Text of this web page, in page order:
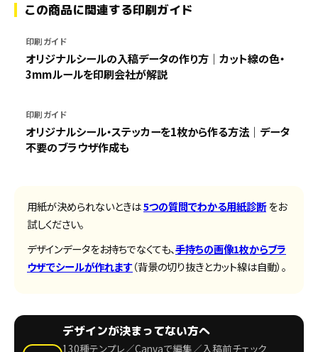
この商品に関連する印刷ガイド
印刷ガイド
オリジナルシールの入稿データの作り方｜カット線の色・
3mmルールを印刷会社が解説
印刷ガイド
オリジナルシール・ステッカーを1枚から作る方法｜データ
不要のブラウザ作成も
用紙が決められないときは5つの質問でわかる用紙診断をお
試しください。
デザインデータをお持ちでなくても、手持ちの画像1枚からブラ
ウザでシールが作れます（背景の切り抜きとカット線は自動）。
デザインが決まってない方へ
130種テンプレ／Canvaで編集／入稿前チェック